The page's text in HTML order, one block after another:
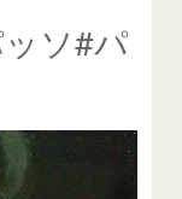
・磨き
ペル』
いて
スリペア施工価格
ソ#パ